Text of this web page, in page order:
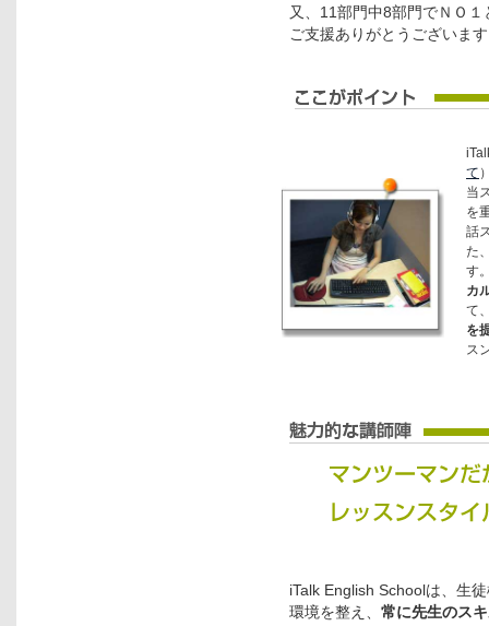
又、11部門中8部門でＮＯ
ご支援ありがとうございま
て
当
を
話
た
す
カ
て
を
ス
iTalk English Schoolは、生
環境を整え、 常に先生のス